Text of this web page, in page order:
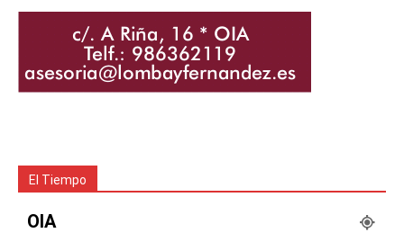
El Tiempo
OIA